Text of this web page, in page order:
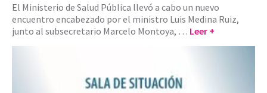
El Ministerio de Salud Pública llevó a cabo un nuevo
encuentro encabezado por el ministro Luis Medina Ruiz,
junto al subsecretario Marcelo Montoya, … Leer +